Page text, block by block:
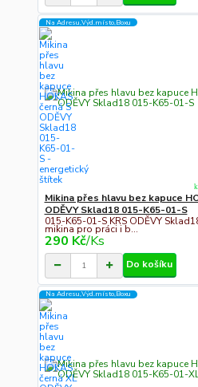
Na Adresu,Výd.místo,Boxu
Mikina přes hlavu bez kapuce
ODĚVY Sklad18 015-K65-01-S
015-K65-01-S KRS ODĚVY
mikina pro práci i b...
290 Kč/Ks
Do košíku
Na Adresu,Výd.místo,Boxu